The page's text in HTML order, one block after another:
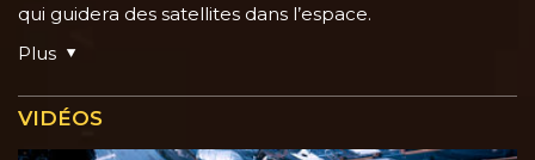
qui guidera des satellites dans l’espace.
Plus
VIDÉOS